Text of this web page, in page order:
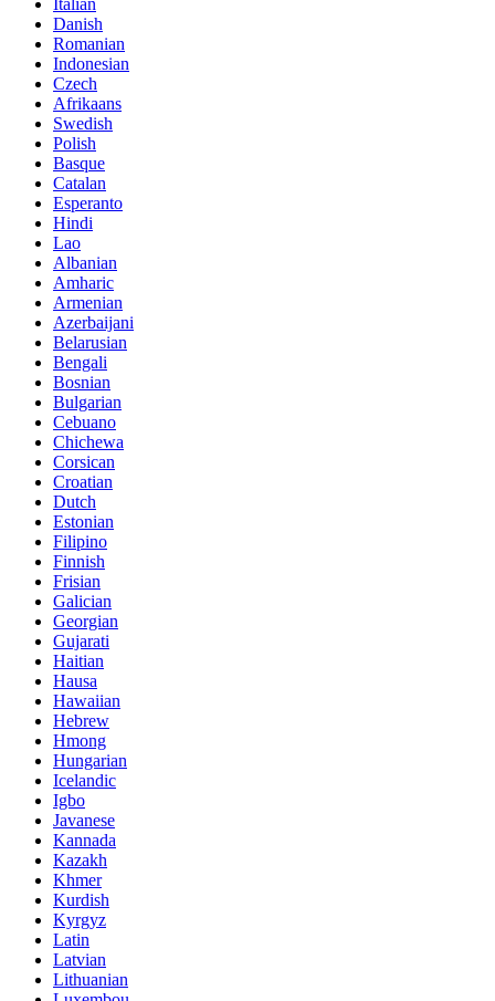
Italian
Danish
Romanian
Indonesian
Czech
Afrikaans
Swedish
Polish
Basque
Catalan
Esperanto
Hindi
Lao
Albanian
Amharic
Armenian
Azerbaijani
Belarusian
Bengali
Bosnian
Bulgarian
Cebuano
Chichewa
Corsican
Croatian
Dutch
Estonian
Filipino
Finnish
Frisian
Galician
Georgian
Gujarati
Haitian
Hausa
Hawaiian
Hebrew
Hmong
Hungarian
Icelandic
Igbo
Javanese
Kannada
Kazakh
Khmer
Kurdish
Kyrgyz
Latin
Latvian
Lithuanian